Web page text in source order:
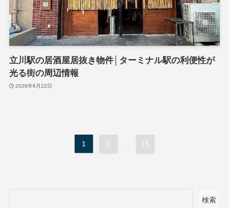
立川駅の居酒屋居抜き物件│ターミナル駅の利便性が
光る街の周辺情報
2026年6月22日
1 2 ... 15
検索